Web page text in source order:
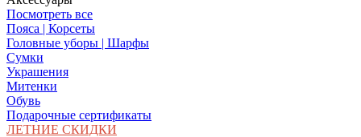
Посмотреть все
Пояса | Корсеты
Головные уборы | Шарфы
Сумки
Украшения
Митенки
Обувь
Подарочные сертификаты
ЛЕТНИЕ СКИДКИ